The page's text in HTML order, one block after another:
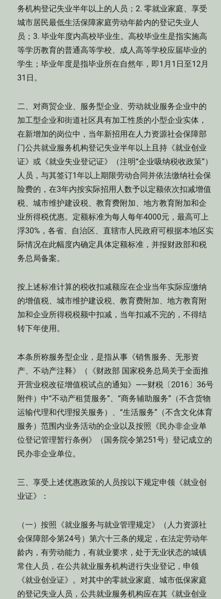
务机构登记失业半年以上的人员；2. 零就业家庭、享受
城市居民最低生活保障家庭劳动年龄内的登记失业人
员；3. 毕业年度内高校毕业生。高校毕业生是指实施高
等学历教育的普通高等学校、成人高等学校应届毕业的
学生；毕业年度是指毕业所在自然年，即1月1日至12月
31日。
二、对商贸企业、服务型企业、劳动就业服务企业中的
加工型企业和街道社区具有加工性质的小型企业实体，
在新增加的岗位中，当年新招用在人力资源社会保障部
门公共就业服务机构登记失业半年以上且持《就业创业
证》或《就业失业登记证》（注明“企业吸纳税收政策”）
人员，与其签订1年以上期限劳动合同并依法缴纳社会保
险费的，在3年内按实际招用人数予以定额依次扣减增值
税、城市维护建设税、教育费附加、地方教育附加和企
业所得税优惠。定额标准为每人每年4000元，最高可上
浮30%，各省、自治区、直辖市人民政府可根据本地区实
际情况在此幅度内确定具体定额标准，并报财政部和税
务总局备案。
按上述标准计算的税收扣减额应在企业当年实际应缴纳
的增值税、城市维护建设税、教育费附加、地方教育附
加和企业所得税税额中扣减，当年扣减不完的，不得结
转下年使用。
本条所称服务型企业，是指从事《销售服务、无形资
产、不动产注释》（《财政部 国家税务总局关于全面推
开营业税改征增值税试点的通知》——财税〔2016〕36号
附件）中“不动产租赁服务”、“商务辅助服务”（不含货物
运输代理和代理报关服务）、“生活服务”（不含文化体育
服务）范围内业务活动的企业以及按照《民办非企业单
位登记管理暂行条例》（国务院令第251号）登记成立的
民办非企业单位。
三、享受上述优惠政策的人员按以下规定申领《就业创
业证》：
（一）按照《就业服务与就业管理规定》（人力资源社
会保障部令第24号）第六十三条的规定，在法定劳动年
龄内，有劳动能力，有就业要求，处于无业状态的城镇
常住人员，在公共就业服务机构进行失业登记，申领
《就业创业证》。对其中的零就业家庭、城市低保家庭
的登记失业人员，公共就业服务机构应在其《就业创业